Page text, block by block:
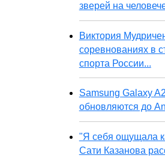
зверей на
Виктория
соревнованиях в
спорта России...
Samsung Galaxy
обновляются до
"Я себя ощущала
Сати Казанова